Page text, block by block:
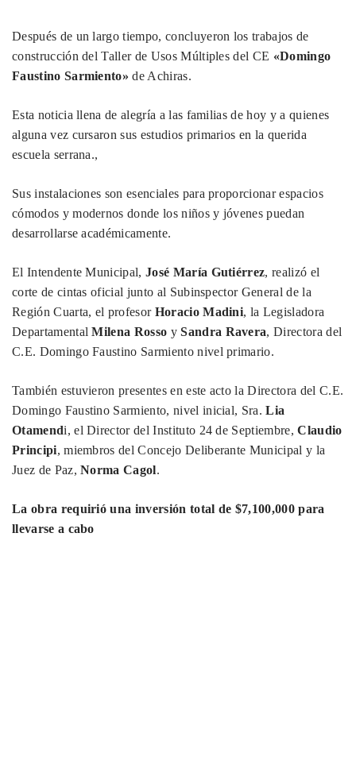
Después de un largo tiempo, concluyeron los trabajos de
construcción del Taller de Usos Múltiples del CE «Domingo
Faustino Sarmiento»de Achiras.
Esta noticia llena de alegría a las familias de hoy y a quienes
alguna vez cursaron sus estudios primarios en la querida
escuela serrana.,
Sus instalaciones son esenciales para proporcionar espacios
cómodos y modernos donde los niños y jóvenes puedan
desarrollarse académicamente.
El Intendente Municipal, José María Gutiérrez, realizó el
corte de cintas oficial junto al Subinspector General de la
Región Cuarta, el profesor Horacio Madini, la Legisladora
DepartamentalMilena Rosso ySandra Ravera, Directora del
C.E. Domingo Faustino Sarmiento nivel primario.
También estuvieron presentes en este acto la Directora del C.E.
Domingo Faustino Sarmiento, nivel inicial, Sra.Lia
Otamendi, el Director del Instituto 24 de Septiembre,Claudio
Principi, miembros del Concejo Deliberante Municipal y la
Juez de Paz,Norma Cagol.
La obra requirió una inversión total de $7,100,000 para
llevarse a cabo